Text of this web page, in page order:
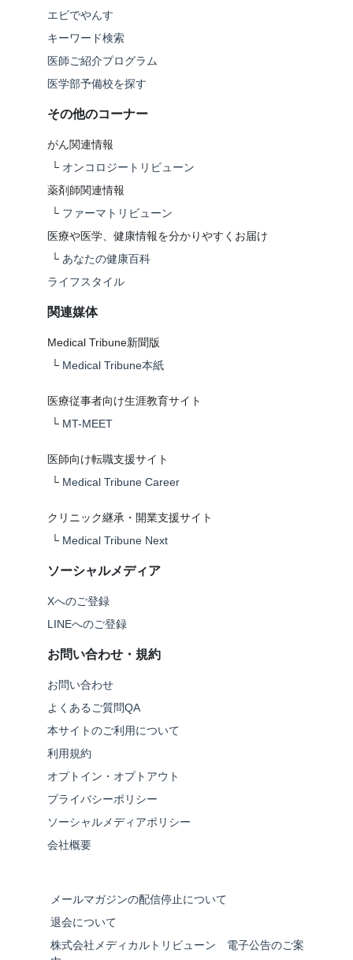
エビでやんす
キーワード検索
医師ご紹介プログラム
医学部予備校を探す
その他のコーナー
がん関連情報
└ オンコロジートリビューン
薬剤師関連情報
└ ファーマトリビューン
医療や医学、健康情報を分かりやすくお届け
└ あなたの健康百科
ライフスタイル
関連媒体
Medical Tribune新聞版
└ Medical Tribune本紙
医療従事者向け生涯教育サイト
└ MT-MEET
医師向け転職支援サイト
└ Medical Tribune Career
クリニック継承・開業支援サイト
└ Medical Tribune Next
ソーシャルメディア
Xへのご登録
LINEへのご登録
お問い合わせ・規約
お問い合わせ
よくあるご質問QA
本サイトのご利用について
利用規約
オプトイン・オプトアウト
プライバシーポリシー
ソーシャルメディアポリシー
会社概要
メールマガジンの配信停止について
退会について
株式会社メディカルトリビューン 電子公告のご案